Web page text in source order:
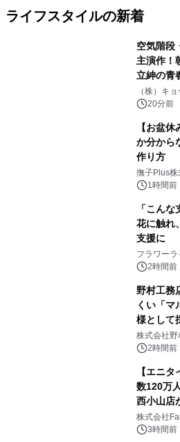
ライフスタイルの新着
空気階段
主演作！
立紳の青
マジで来
（株）キ
20分前
【お盆
か分から
作り方
撫子Plus株
1時間前
「こん
花に触れ
支援に
フラワー
2時間前
野村工務
くい「マ
様として
こだわる
株式会社野
2時間前
【エニ
数120万
西小山店
株式会社
3時間前